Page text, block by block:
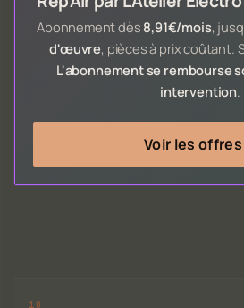
Abonnement dès 8,91€/mois,
d'œuvre, pièces à prix coûtant.
L'abonnement se rembourse
intervention.
Voir les offres